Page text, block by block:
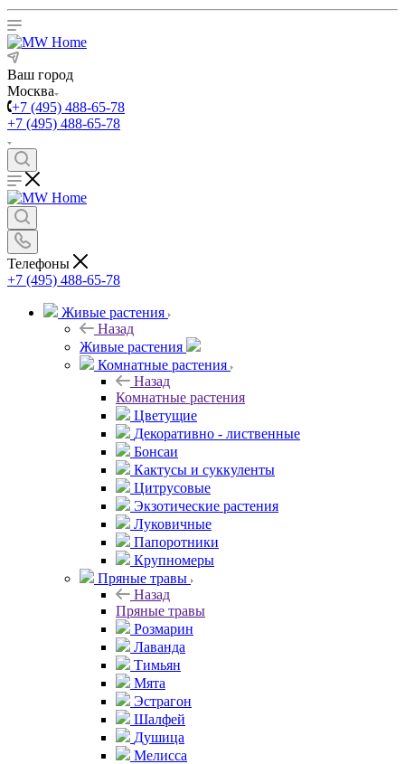
Ваш город
Москва
+7 (495) 488-65-78
+7 (495) 488-65-78
Телефоны
+7 (495) 488-65-78
Живые растения
Назад
Живые растения
Комнатные растения
Назад
Комнатные растения
Цветущие
Декоративно - лиственные
Бонсаи
Кактусы и суккуленты
Цитрусовые
Экзотические растения
Луковичные
Папоротники
Крупномеры
Пряные травы
Назад
Пряные травы
Розмарин
Лаванда
Тимьян
Мята
Эстрагон
Шалфей
Душица
Мелисса